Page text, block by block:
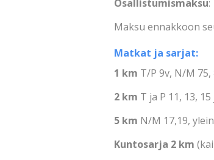
Osallistumismaksu
Maksu ennakkoon
Matkat ja sarjat:
1 km T/P 9v, N/M 75,
2 km T ja P 11, 13,
5 km N/M 17,19,
Kuntosarja 2 km